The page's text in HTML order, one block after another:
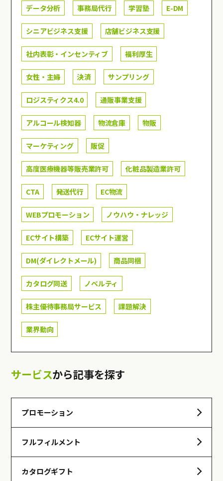
データ分析 事務局代行 学習塾 E-DM
シニアビジネス支援 店舗ビジネス支援
社内表彰・インセンティブ 福利厚生
女性・主婦 決済 サンプリング
ロジスティクス4.0 通販事業支援
アルコール検知器 物流倉庫 物販
マーケティング 販促
高度医療機器等販売業許可 化粧品製造業許可
CTA 発送代行 EC物流
WEBプロモーション ノウハウ・ナレッジ
ECサイト構築 ECサイト運営
DM(ダイレクトメール) 商品同梱
カタログ同送 ノベルティ
株主優待事務局サービス 課題解決
業界動向
サービスから記事を探す
プロモーション
フルフィルメント
カタログギフト